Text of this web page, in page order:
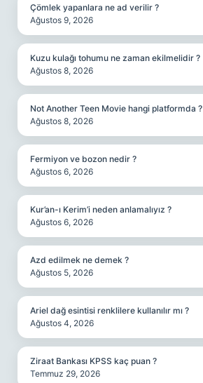
Çömlek yapanlara ne ad verilir ?
Ağustos 9, 2026
Kuzu kulağı tohumu ne zaman ekilmelidir ?
Ağustos 8, 2026
Not Another Teen Movie hangi platformda ?
Ağustos 8, 2026
Fermiyon ve bozon nedir ?
Ağustos 6, 2026
Kur’an-ı Kerim’i neden anlamalıyız ?
Ağustos 6, 2026
Azd edilmek ne demek ?
Ağustos 5, 2026
Ariel dağ esintisi renklilere kullanılır mı ?
Ağustos 4, 2026
Ziraat Bankası KPSS kaç puan ?
Temmuz 29, 2026